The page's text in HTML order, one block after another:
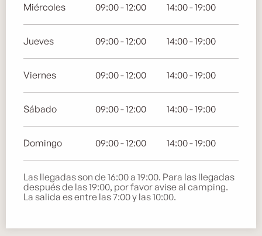
Miércoles 09:00 - 12:00 14:00 - 19:00
Jueves 09:00 - 12:00 14:00 - 19:00
Viernes 09:00 - 12:00 14:00 - 19:00
Sábado 09:00 - 12:00 14:00 - 19:00
Domingo 09:00 - 12:00 14:00 - 19:00
Las llegadas son de 16:00 a 19:00. Para las llegadas
después de las 19:00, por favor avise al camping.
La salida es entre las 7:00 y las 10:00.